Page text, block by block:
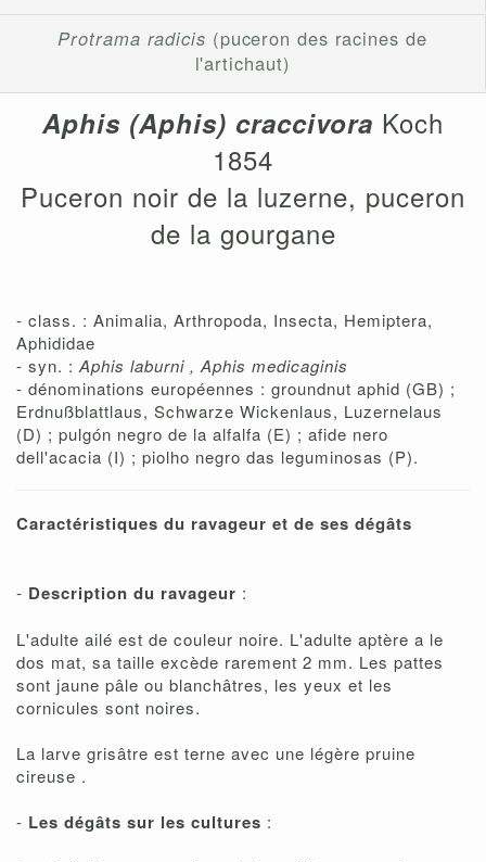
Protrama radicis (puceron des racines de
l'artichaut)
Aphis (Aphis) craccivora Koch
1854
Puceron noir de la luzerne, puceron
de la gourgane
- class. : Animalia, Arthropoda, Insecta, Hemiptera,
Aphididae
- syn. :Aphis laburni , Aphis medicaginis
- dénominations européennes : groundnut aphid (GB) ;
Erdnußblattlaus, Schwarze Wickenlaus, Luzernelaus
(D) ; pulgón negro de la alfalfa (E) ; afide nero
dell'acacia (I) ; piolho negro das leguminosas (P).
Caractéristiques du ravageur et de ses dégâts
- Description du ravageur :
L'adulte ailé est de couleur noire. L'adulte aptère a le
dos mat, sa taille excède rarement 2 mm. Les pattes
sont jaune pâle ou blanchâtres, les yeux et les
cornicules sont noires.
La larve grisâtre est terne avec une légère pruine
cireuse .
- Les dégâts sur les cultures :